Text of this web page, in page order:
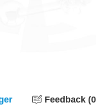
Feedback